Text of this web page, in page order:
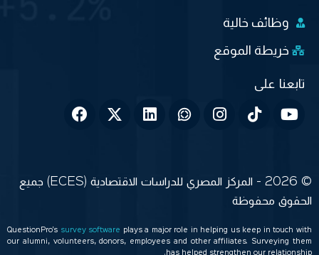
وظائف خالية
خريطة الموقع
© 2026 - المركز المصري للدراسات الاقتصادية (ECES) جميع
الحقوق محفوظة
QuestionPro’s survey software
plays a major role in helping us keep in touch with
our alumni, volunteers, donors, employees and other affiliates. Surveying them
has helped strengthen our relationship.